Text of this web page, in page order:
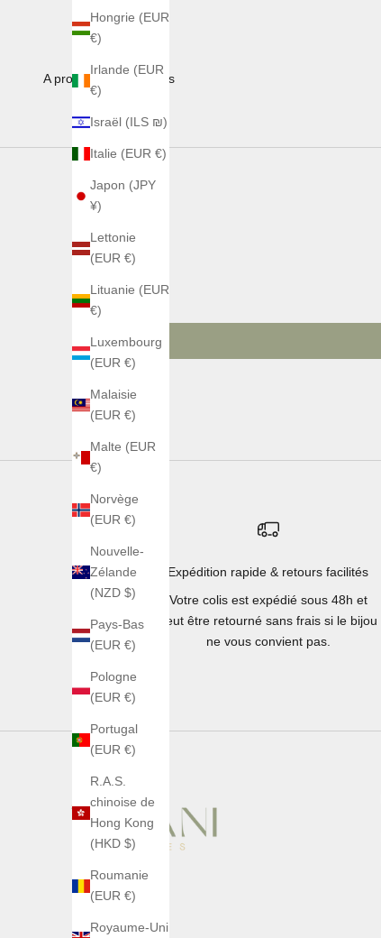
Hongrie (EUR
€)
Irlande (EUR
€)
Israël (ILS ₪)
Italie (EUR €)
Japon (JPY
¥)
Lettonie
(EUR €)
Lituanie (EUR
€)
Luxembourg
(EUR €)
Malaisie
(EUR €)
Malte (EUR
€)
Norvège
(EUR €)
Nouvelle-
Zélande
(NZD $)
Pays-Bas
(EUR €)
Pologne
(EUR €)
Portugal
(EUR €)
R.A.S.
chinoise de
Hong Kong
(HKD $)
Roumanie
(EUR €)
Royaume-Uni
A propos de nos perles
Expédition rapide & retours facilités
Votre colis est expédié sous 48h et
peut être retourné sans frais si le bijou
ne vous convient pas.